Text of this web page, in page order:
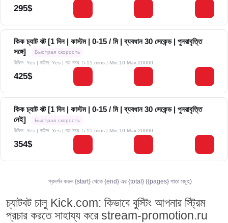
295$
কিক চ্যাট বট [1 দিন | কাস্টম | 0-15 / মি | ব্যবধান 30 সেকেন্ড | পুনরাবৃত্তি
সঙ্গে]
Быстрая скорость
রিফিল: Yes | বাতিল: Yes | গড় সময়: 5-15 mins | Min:10 Max:20000
425$
কিক চ্যাট বট [1 দিন | কাস্টম | 0-15 / মি | ব্যবধান 30 সেকেন্ড | পুনরাবৃত্তি
নেই]
Быстрая скорость
রিফিল: Yes | বাতিল: Yes | গড় সময়: 5-15 mins | Min:10 Max:20000
354$
প্রদর্শন করুন {start} থেকে {end} এর {total} ({pages} পাতা সমূহ)
চ্যাটবট চালু Kick.com: কিভাবে বুস্টিং আপনার স্ট্রিম
প্রচার করতে সাহায্য করে stream-promotion.ru